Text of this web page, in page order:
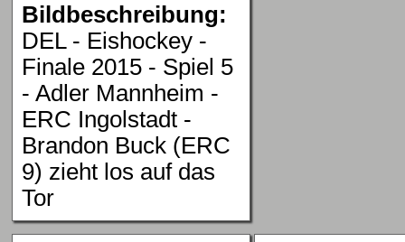
Bildbeschreibung:
DEL - Eishockey -
Finale 2015 - Spiel 5
- Adler Mannheim -
ERC Ingolstadt -
Brandon Buck (ERC
9) zieht los auf das
Tor